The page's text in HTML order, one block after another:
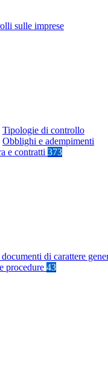
sulle imprese
Tipologie di controllo
Obblighi e adempimenti
e contratti 373
di carattere
procedure 43